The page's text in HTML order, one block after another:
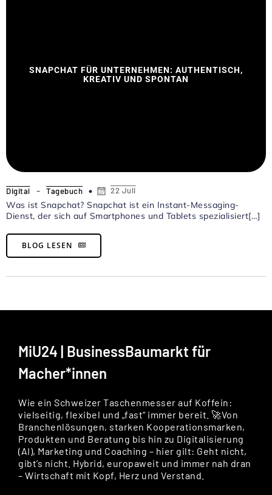
SNAPCHAT FÜR UNTERNEHMEN: AUTHENTISCH,
KREATIV UND SPONTAN
Digital - Tagebuch 22 Juli
Was ist Snapchat? Snapchat ist ein Instant-Messaging-
Dienst, der sich auf Smartphones und Tablets spezialisiert[…]
BLOG LESEN
MiU24 | BusinessBaumarkt für
Macher*innen
Wie ein Schweizer Taschenmesser auf Koffein:
vielseitig, flexibel und „fast“ immer bereit. 🚀Von
Branchenlösungen, starken Kooperationsmarken,
Produkten und Beratung bis hin zu Digitalisierung
(AI), Marketing und Coaching – hier gilt: Geht nicht,
gibt’s nicht. Hybrid, europaweit und immer nah dran
– Wirtschaft mit Kopf, Herz und Verstand.